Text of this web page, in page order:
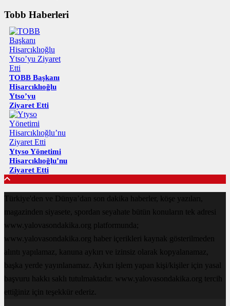
Tobb Haberleri
TOBB Başkanı
Hisarcıklıoğlu
Ytso’yu
Ziyaret Etti
Ytyso Yönetimi
Hisarcıklıoğlu’nu
Ziyaret Etti
Türkiye'den ve Dünya’dan son dakika haberler, köşe yazıları,
magazinden siyasete, spordan seyahate bütün konuların tek adresi
www.yalovasondakika.org platformunda;
www.yalovasondakika.org haber içerikleri kaynak gösterilmeden
alıntı yapılamaz, kanuna aykırı ve izinsiz olarak kopyalanamaz,
başka yerde yayınlanamaz. Aykırı işlem yapan kişi/kişiler için yasal
başvuru hakkı saklı tutulmaktadır. www.yalovasondakika.org tercih
ettiğiniz için teşekkür ederiz.